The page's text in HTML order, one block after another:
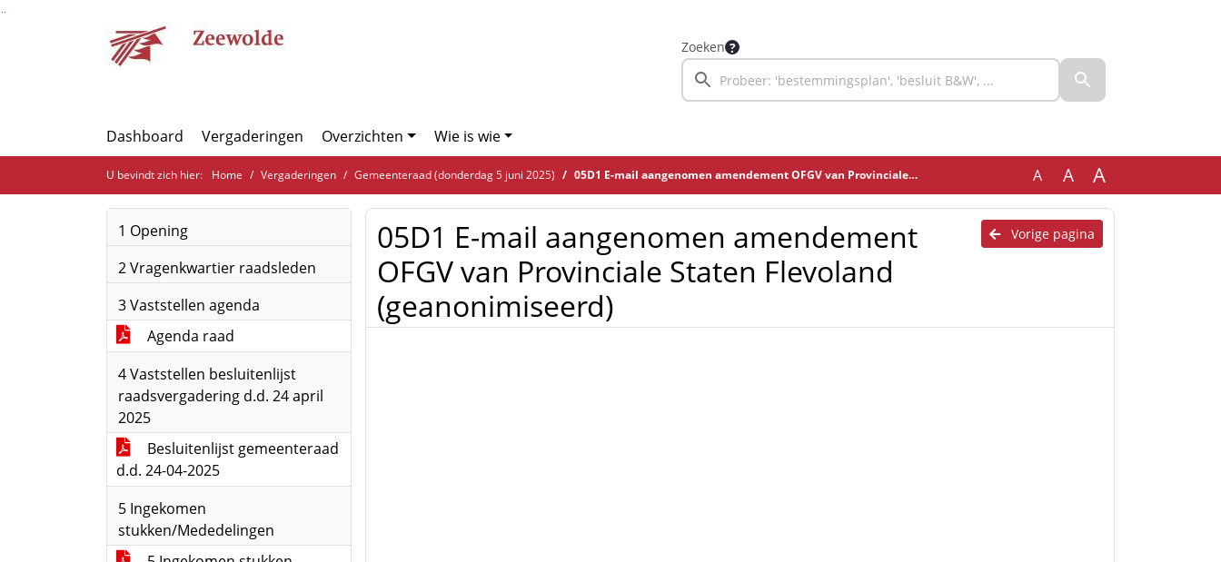
Ga naar de inhoud van deze pagina
Zoeken
Dashboard Vergaderingen Overzichten Wie is wie
U bevindt zich hier: Home Vergaderingen Gemeenteraad (donderdag 5 juni 2025) 05D1 E-mail aangenomen amendement OFGV van Provinciale Staten Flevoland (geanonimiseerd) A A A
1 Opening
2 Vragenkwartier raadsleden
3 Vaststellen agenda
Agenda raad
4 Vaststellen besluitenlijst
raadsvergadering d.d. 24 april
2025
Besluitenlijst gemeenteraad
d.d. 24-04-2025
5 Ingekomen
stukken/Mededelingen
Vorige pagina
05D1 E-mail aangenomen amendement
OFGV van Provinciale Staten Flevoland
(geanonimiseerd)